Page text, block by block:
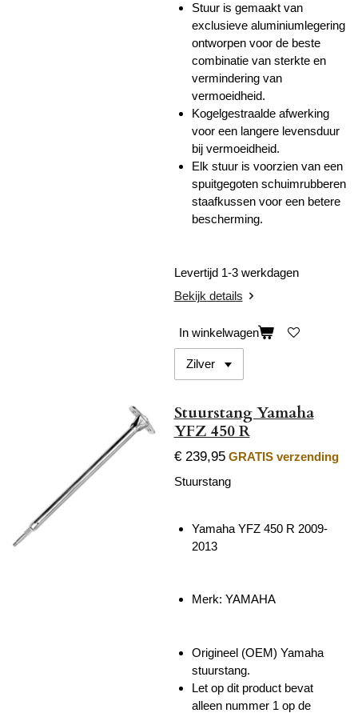
Stuur is gemaakt van
exclusieve aluminiumlegering
ontworpen voor de beste
combinatie van sterkte en
vermindering van
vermoeidheid.
Kogelgestraalde afwerking
voor een langere levensduur
bij vermoeidheid.
Elk stuur is voorzien van een
spuitgegoten schuimrubberen
staafkussen voor een betere
bescherming.
Levertijd 1-3 werkdagen
Bekijk details
In winkelwagen
Stuurstang Yamaha
YFZ 450 R
€ 239,95 GRATIS verzending
Stuurstang
Yamaha YFZ 450 R 2009-
2013
Merk: YAMAHA
Origineel (OEM) Yamaha
stuurstang.
Let op dit product bevat
alleen nummer 1 op de